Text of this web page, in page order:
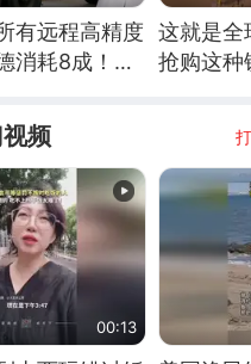
有远程高精度
消耗8成！美
这就是全
抢购这种
频
00:13